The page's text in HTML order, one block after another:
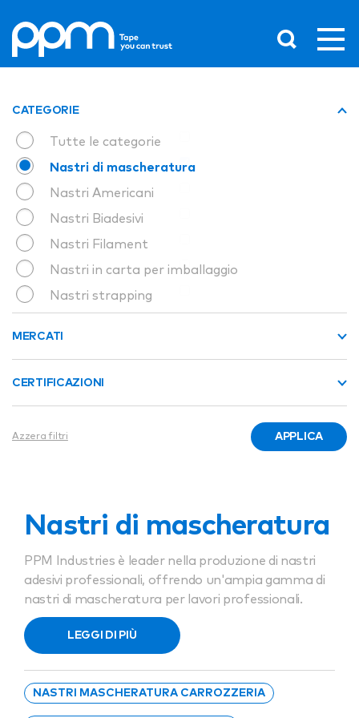
CATEGORIE
Tutte le categorie
Nastri di mascheratura
Nastri Americani
Nastri Biadesivi
Nastri Filament
Nastri in carta per imballaggio
Nastri strapping
MERCATI
CERTIFICAZIONI
Azzera filtri APPLICA
Nastri di mascheratura
PPM Industries è leader nella produzione di nastri
adesivi professionali, offrendo un'ampia gamma di
nastri di mascheratura per lavori professionali.
Riconosciuti per la loro versatilità, facilità di
applicazione e qualità adesive eccezionali, i nastri di
mascheratura PPM sono progettati per soddisfare
alla costruzione e ai progetti di pittura fai-da-te.
LEGGI DI PIÙ
NASTRI MASCHERATURA CARROZZERIA